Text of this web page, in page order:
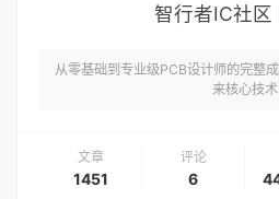
智行者IC社区
从零基础到专业级PCB设计师的完整
来核心技术
文章
1451
评论
6